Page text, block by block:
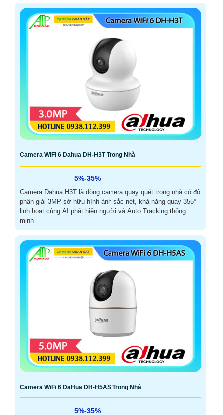
Camera WiFi 6 Dahua DH-H3T Trong Nhà
5%-35%
Camera Dahua H3T là dòng camera quay quét trong nhà có độ
phân giải 3MP sở hữu hình ảnh sắc nét, khả năng quay 355°
linh hoạt cùng AI phát hiện người và Auto Tracking thông
minh
Camera WiFi 6 DaHua DH-H5AS Trong Nhà
5%-35%